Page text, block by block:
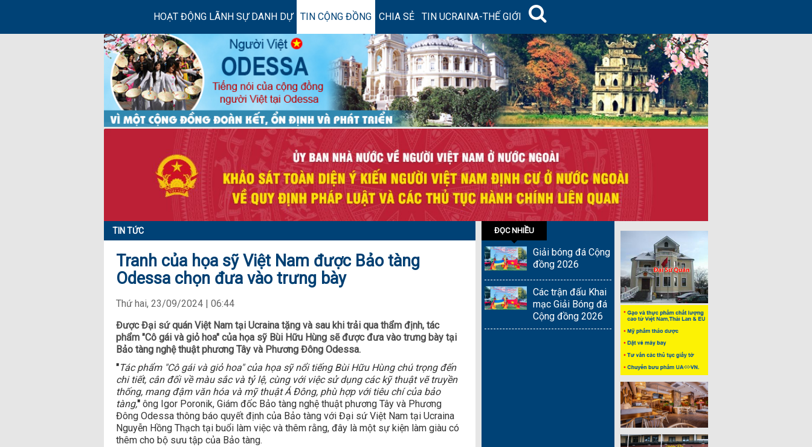
HOẠT ĐỘNG LÃNH SỰ DANH DỰ TIN CỘNG ĐỒNG CHIA SẺ TIN UCRAINA-THẾ GIỚI
TIN TỨC
Tranh của họa sỹ Việt Nam được Bảo tàng
Odessa chọn đưa vào trưng bày
Thứ hai, 23/09/2024 | 06:44
Được Đại sứ quán Việt Nam tại Ucraina tặng và sau khi trải qua thẩm định, tác
phẩm "Cô gái và giỏ hoa" của họa sỹ Bùi Hữu Hùng sẽ được đưa vào trưng bày tại
Bảo tàng nghệ thuật phương Tây và Phương Đông Odessa.
"Tác phẩm "Cô gái và giỏ hoa" của họa sỹ nổi tiếng Bùi Hữu Hùng chú trọng đến
chi tiết, cân đối về màu sắc và tỷ lệ, cùng với việc sử dụng các kỹ thuật vẽ truyền
thống, mang đậm văn hóa và mỹ thuật Á Đông, phù hợp với tiêu chí của bảo
tàng," ông Igor Poronik, Giám đốc Bảo tàng nghệ thuật phương Tây và Phương
Đông Odessa thông báo quyết định của Bảo tàng với Đại sứ Việt Nam tại Ucraina
Nguyễn Hồng Thạch tại buổi làm việc và thêm rằng, đây là một sự kiện làm giàu có
thêm cho bộ sưu tập của Bảo tàng.
ĐỌC NHIỀU
Giải bóng đá Cộng
đồng 2026
Các trận đấu Khai
mạc Giải Bóng đá
Cộng đồng 2026